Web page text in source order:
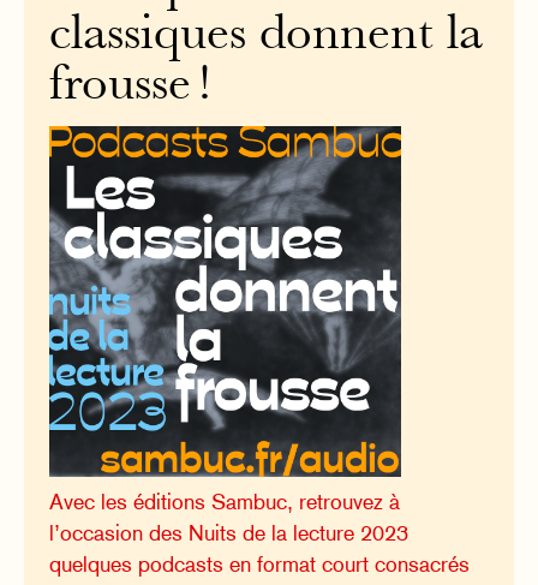
classiques donnent la
frousse !
Avec les éditions Sambuc, retrouvez à
l’occasion des Nuits de la lecture 2023
quelques podcasts en format court consacrés